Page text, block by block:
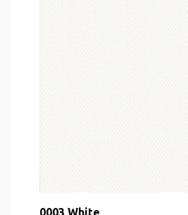
0003 White